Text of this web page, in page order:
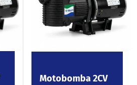
Motobomba 2CV